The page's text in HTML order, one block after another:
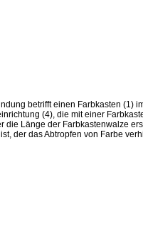
betrifft einen Farbkasten (1)
(4), die mit einer
die Länge der Farbkastenwalze
der das Abtropfen von Farbe